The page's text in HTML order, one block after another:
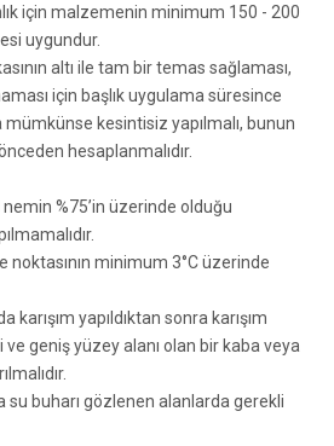
için malzemenin minimum 150 - 200
uygundur.
altı ile tam bir temas sağlaması,
için başlık uygulama süresince
kesintisiz yapılmalı, bunun
hesaplanmalıdır.
nemin %75’in üzerinde olduğu
noktasının minimum 3°C üzerinde
karışım yapıldıktan sonra karışım
geniş yüzey alanı olan bir kaba veya
buharı gözlenen alanlarda gerekli